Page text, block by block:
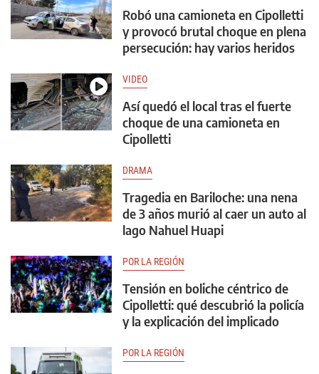
Robó una camioneta en Cipolletti
y provocó brutal choque en plena
persecución: hay varios heridos
VIDEO
Así quedó el local tras el fuerte
choque de una camioneta en
Cipolletti
DRAMA
Tragedia en Bariloche: una nena
de 3 años murió al caer un auto al
lago Nahuel Huapi
POR LA REGIÓN
Tensión en boliche céntrico de
Cipolletti: qué descubrió la policía
y la explicación del implicado
POR LA REGIÓN